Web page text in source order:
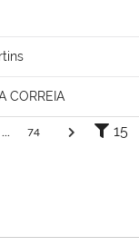
CORREIA
74 15